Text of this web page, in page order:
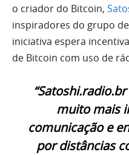
o criador do Bitcoin,
inspiradores do grupo
iniciativa espera
de Bitcoin com uso de
muito mais
comunicação e
por distâncias